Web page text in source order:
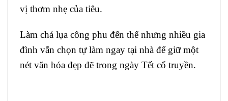
vị thơm nhẹ của tiêu.
Làm chả lụa công phu đến thế nhưng nhiều gia
đình vẫn chọn tự làm ngay tại nhà để giữ một
nét văn hóa đẹp đẽ trong ngày Tết cổ truyền.